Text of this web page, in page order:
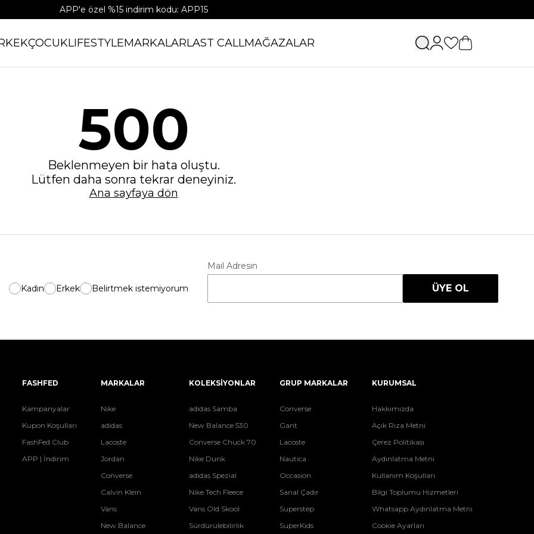
APP'e özel %15 indirim kodu: APP15
ÇOCUKLIFESTYLEMARKALARLAST CALLMAĞAZALAR
500
Beklenmeyen bir hata oluştu.
Lütfen daha sonra tekrar deneyiniz.
Ana sayfaya dön
Kadın Erkek Belirtmek istemiyorum
Mail Adresin
ÜYE OL
FASHFED
Kampanyalar
Kupon Koşulları
FashFed Club
APP | İndirim
MARKALAR
Nike
adidas
Lacoste
Jordan
Converse
Calvin Klein
Vans
New Balance
KOLEKSİYONLAR
adidas Samba
New Balance 530
Converse Chuck 70
Nike Dunk
adidas Spezial
Nike Tech Fleece
Vans Old Skool
Sürdürülebilirlik
GRUP MARKALAR
Converse
Gant
Lacoste
Nautica
Occasion
Sanal Çadır
Superstep
SuperKids
KURUMSAL
Hakkımızda
Açık Rıza Metni
Çerez Politikası
Aydınlatma Metni
Kullanım Koşulları
Bilgi Toplumu Hizmetleri
Whatsapp Aydınlatma Metni
Cookie Ayarları